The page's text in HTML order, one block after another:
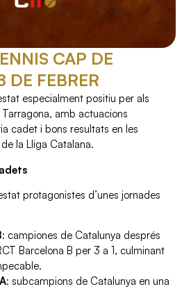
CAP DE
DE FEBRER
especialment positiu per als
amb actuacions
cadet i bons resultats en les
la Lliga Catalana.
protagonistes d’unes jornades
: campiones de Catalunya després
Barcelona B per 3 a 1, culminant
: subcampions de Catalunya en una